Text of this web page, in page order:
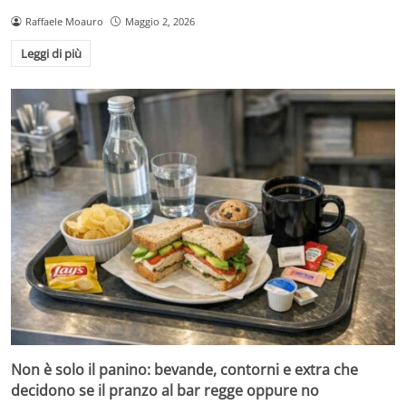
Raffaele Moauro Maggio 2, 2026
Leggi di più
Non è solo il panino: bevande, contorni e extra che
decidono se il pranzo al bar regge oppure no